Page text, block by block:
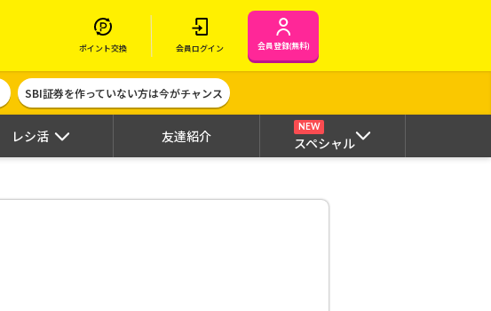
ポイント交換 会員ログイン 会員登録(無料)
SBI証券を作っていない方は今がチャンス
レシ活 友達紹介
NEW
スペシャル